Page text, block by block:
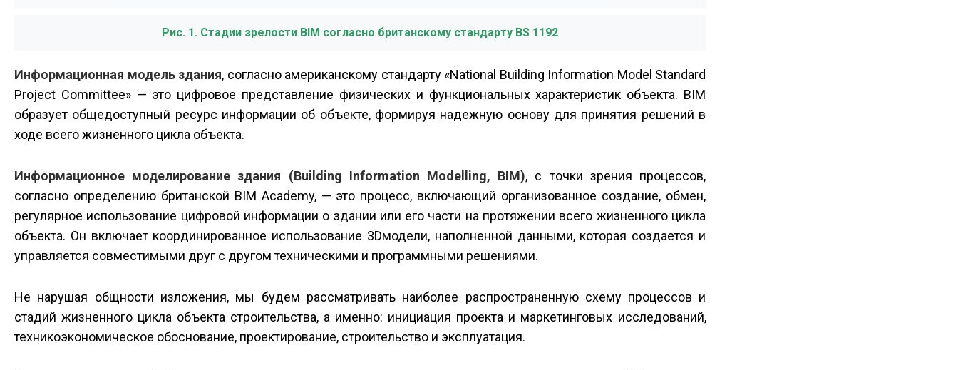
Рис. 1. Стадии зрелости BIM согласно британскому стандарту BS 1192
Информационная модель здания, согласно американскому стандарту «National Building Information Model Standard
Project Committee» — это цифровое представление физических и функциональных характеристик объекта. BIM
образует общедоступный ресурс информации об объекте, формируя надежную основу для принятия решений в
ходе всего жизненного цикла объекта.
Информационное моделирование здания (Building Information Modelling, BIM), с точки зрения процессов,
согласно определению британской BIM Academy, — это процесс, включающий организованное создание, обмен,
регулярное использование цифровой информации о здании или его части на протяжении всего жизненного цикла
объекта. Он включает координированное использование 3D­модели, наполненной данными, которая создается и
управляется совместимыми друг с другом техническими и программными решениями.
Не нарушая общности изложения, мы будем рассматривать наиболее распространенную схему процессов и
стадий жизненного цикла объекта строительства, а именно: инициация проекта и маркетинговых исследований,
технико­экономическое обоснование, проектирование, строительство и эксплуатация.